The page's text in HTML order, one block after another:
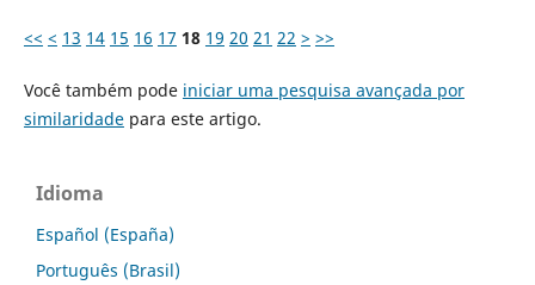
<< < 13 14 15 16 17 18 19 20 21 22 > >>
Você também pode iniciar uma pesquisa avançada por
similaridadepara este artigo.
Idioma
Español (España)
Português (Brasil)